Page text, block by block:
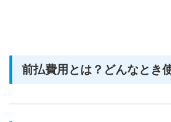
前払費用とは？どんなとき